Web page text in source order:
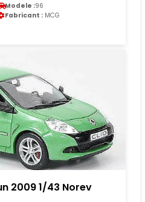
Modele :96
Fabricant : MCG
2009 1/43 Norev